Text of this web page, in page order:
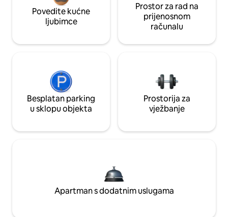
Povedite kućne
ljubimce
Prostor za rad na
prijenosnom
računalu
Besplatan parking
u sklopu objekta
Prostorija za
vježbanje
Apartman s dodatnim uslugama